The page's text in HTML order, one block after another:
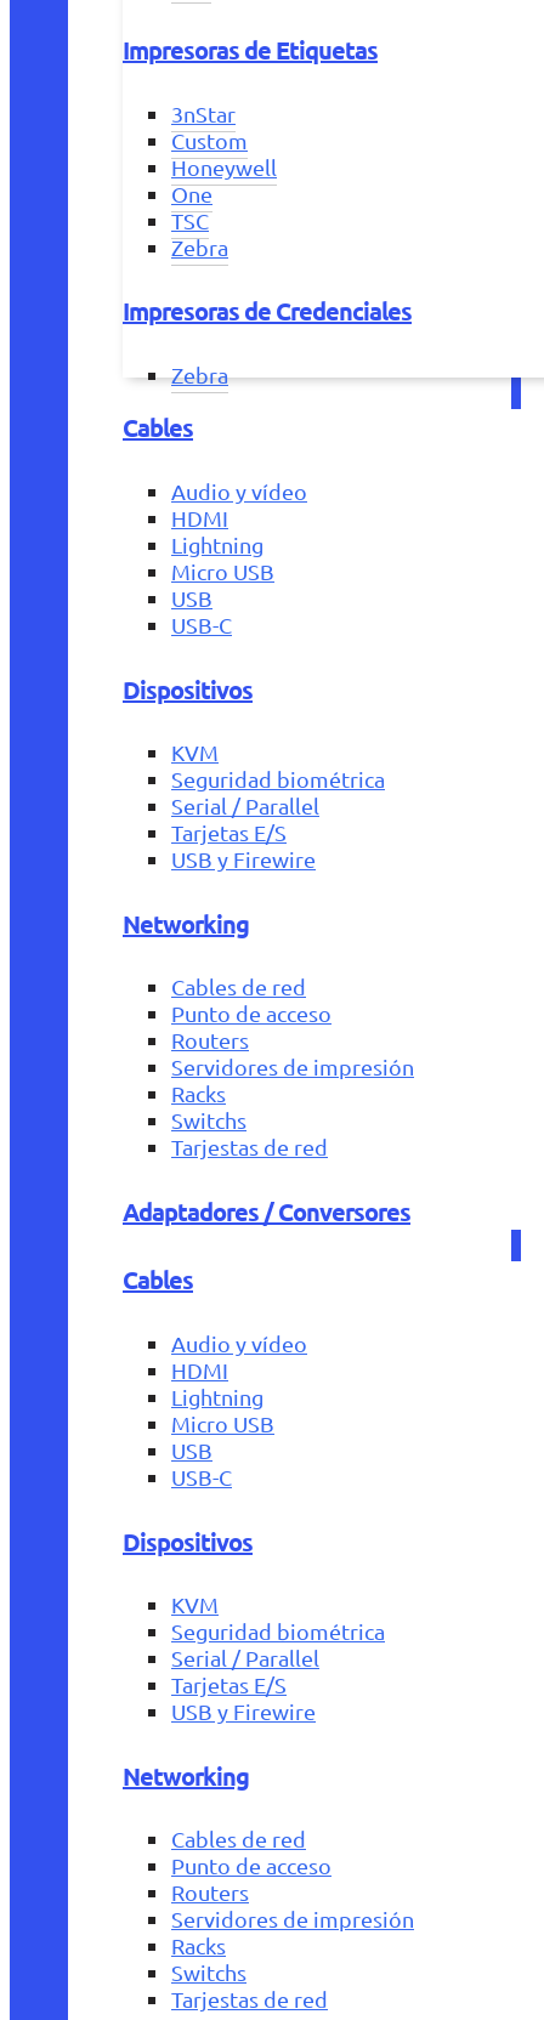
Impresoras de Etiquetas
3nStar
Custom
Honeywell
One
TSC
Zebra
Impresoras de Credenciales
Zebra
Cables
Audio y vídeo
HDMI
Lightning
Micro USB
USB
USB-C
Dispositivos
KVM
Seguridad biométrica
Serial / Parallel
Tarjetas E/S
USB y Firewire
Networking
Cables de red
Punto de acceso
Routers
Servidores de impresión
Racks
Switchs
Tarjestas de red
Adaptadores / Conversores
Cables
Audio y vídeo
HDMI
Lightning
Micro USB
USB
USB-C
Dispositivos
KVM
Seguridad biométrica
Serial / Parallel
Tarjetas E/S
USB y Firewire
Networking
Cables de red
Punto de acceso
Routers
Servidores de impresión
Racks
Switchs
Tarjestas de red